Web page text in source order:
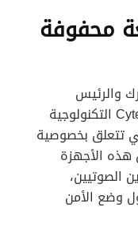
محفوفة
والرئيس
التنفيذي للتكنولوجيا في شركة Cytex التكنولوجية
تتعلق بخصوصية
هذه الأجهزة
الصوتيين،
وضع الأمن